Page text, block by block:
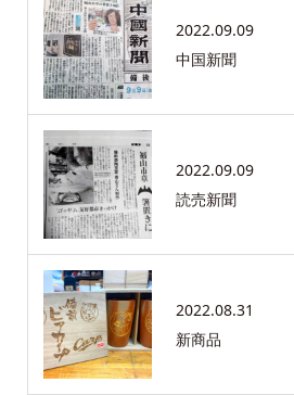
2022.09.09
中国新聞
2022.09.09
読売新聞
2022.08.31
新商品